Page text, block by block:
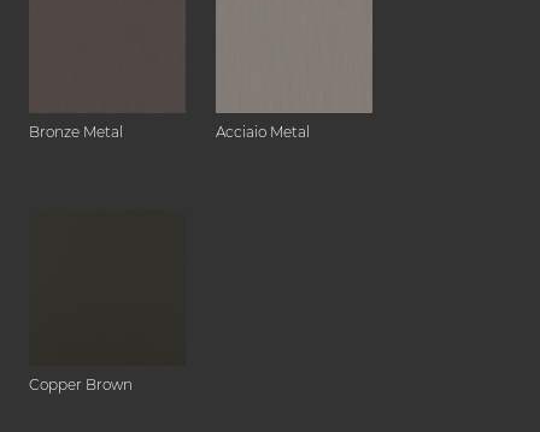
Bronze Metal Acciaio Metal
Copper Brown